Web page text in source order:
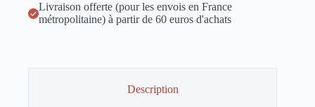
Livraison offerte (pour les envois en France
métropolitaine) à partir de 60 euros d'achats
Description